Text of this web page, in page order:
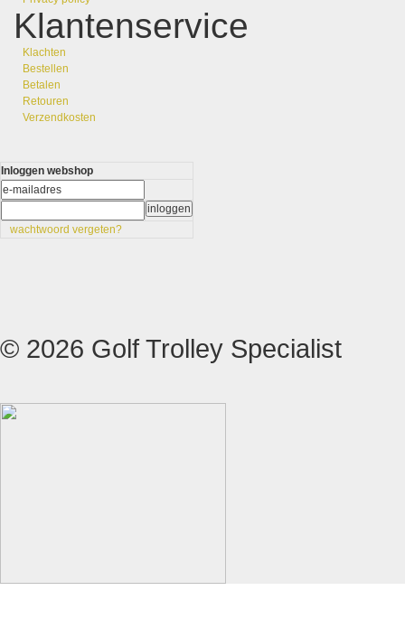
Klantenservice
Klachten
Bestellen
Betalen
Retouren
Verzendkosten
Inloggen webshop
wachtwoord vergeten?
© 2026 Golf Trolley Specialist